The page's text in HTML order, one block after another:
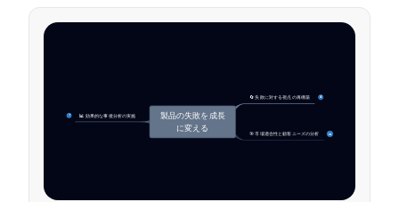
🔄 失敗に対する視点の再構築 4
📊 効果的な事後分析の実施
7
🎯 市場適合性と顧客ニーズの分析 14
製品の失敗を成長
に変える